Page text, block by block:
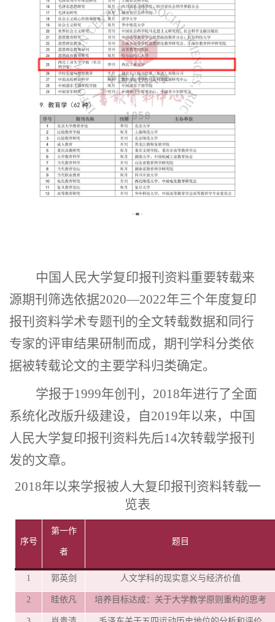
中国人民大学复印报刊资料重要转载来
源期刊筛选依据2020—2022年三个年度复印
报刊资料学术专题刊的全文转载数据和同行
专家的评审结果研制而成，期刊学科分类依
据被转载论文的主要学科归类确定。
学报于1999年创刊， 2018年进行了全面
系统化改版升级建设，自2019年以来，中国
人民大学复印报刊资料先后14次转载学报刊
发的文章。
2018年以来学报被人大复印报刊资料转载一
览表
序号
第一作
者
题目
1 郭英剑 人文学科的现实意义与经济价值
2 眭依凡 培养目标达成：关于大学教学原则重构的思考